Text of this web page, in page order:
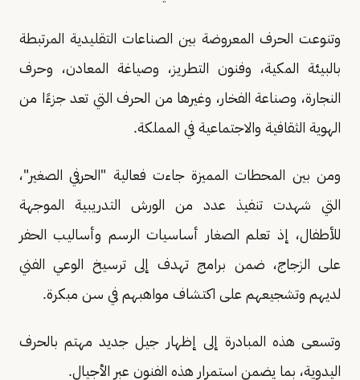
وتنوعت الحرف المعروضة بين الصناعات التقليدية المرتبطة
بالبيئة المكية، وفنون التطريز، وصياغة المعادن، وحرف
النجارة، وصناعة الفخار، وغيرها من الحرف التي تعد جزءًا من
الهوية الثقافية والاجتماعية في المملكة.
ومن بين المحطات المميزة جاءت فعالية "الحرفي الصغير"،
التي شهدت تنفيذ عدد من الورش التدريبية الموجهة
للأطفال، إذ تعلم الصغار أساسيات الرسم وأساليب الحفر
على الزجاج، ضمن برامج تهدف إلى ترسيخ الوعي الفني
لديهم وتشجيعهم على اكتشاف مواهبهم في سن مبكرة.
وتسعى هذه المبادرة إلى إظهار جيل جديد مهتم بالحرف
اليدوية، بما يضمن استمرار هذه الفنون عبر الأجيال.